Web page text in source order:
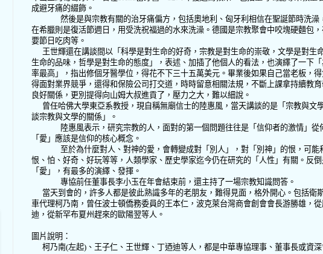
成避牙痛的綴飾。
然後是與宗教有關的治牙痛偏方，包括奧地利、匈牙利相信在聖誕節時洗澡
在希臘則是復活節週日，用受洗祝福過的水來洗澡。德國是宗教聚會中咬塊硬麵包
要節日吃肉等。
王世輝還在講談間以「科學是對生命的好奇，宗教是對生命的崇敬，文學是對生
生命的品味，哲學是對生命的態度」，表述、加插了他個人的看法，也演繹了一下
率最高」，指出修個牙醫學位，得花不下三十五萬美元。畢業後如果自己當老板，
得面對業界競爭，還得和保險公司打交道，時時留意相關法規，不斷上課拿持續教
良好關係，更別提得向山姆大叔進貢了，壓力之大，難以細說。
曾任哈佛大學東亞系教授，現自稱無廟信士的陸惠風，當天講談的是「宗教與文
談宗教與文學的關係」。
陸惠風表示，研究宗教的人，面對的第一個問題往往是「信仰者的激情」從
「愛」應該是信仰的核心概念。
至於為什麼對人、對神的愛，會轉變成對「別人」，對「別神」的恨，可能
恨、怕、好奇、好玩等等，人類學家、歷史學家迄今仍在研究的「人性」有關。反
「愛」，有最多的演繹、發揮。
專協前任董事長李小玉在年會結束前，還主持了一場宗教知識問答。
當天到會的，許多人都是彼此熟識多年的老朋友，難得見面，格外開心。包括衛
車代理柯乃南，曾任波士頓僑務委員的王本仁，波克萊台灣商會創會會長游勝雄，
迪，從新罕布夏州趕來的歐陽翌等人。
圖片說明：
柯乃南(左起) 、王子仁、王世輝、丁迺迪等人，都是中華專協理事、董事長或資深